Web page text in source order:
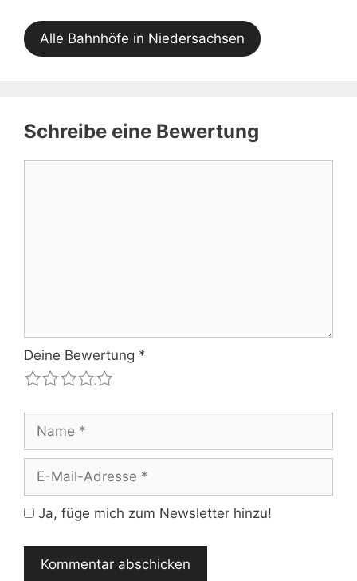
Alle Bahnhöfe in Niedersachsen
Schreibe eine Bewertung
Deine Bewertung *
4
3
2
1
Mail-
Adresse
Ja, füge mich zum Newsletter hinzu!